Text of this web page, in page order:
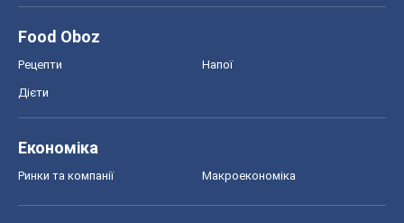
Food Oboz
Рецепти Напої
Дієти
Економіка
Ринки та компанії Макроекономіка